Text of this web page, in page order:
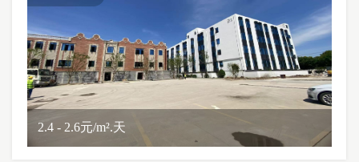
2.4 - 2.6元/m².天